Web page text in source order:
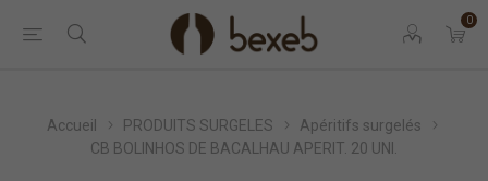
0
Accueil PRODUITS SURGELES
Apéritifs surgelés
CB BOLINHOS DE BACALHAU APERIT. 20 UNI.